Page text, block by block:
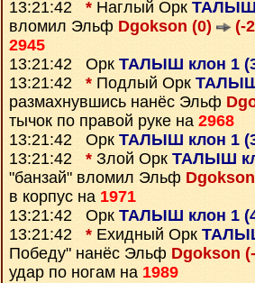
13:21:42 * Наглый Орк ТАЛЫШ
вломил Эльф Dgokson (0) (-
2945
13:21:42 Орк ТАЛЫШ клон 1
13:21:42 * Подлый Орк ТАЛЫШ
размахнувшись нанёс Эльф
тычок по правой руке на 2968
13:21:42 Орк ТАЛЫШ клон 1
13:21:42 * Злой Орк ТАЛЫШ
"банзай" вломил Эльф
в корпус на 1971
13:21:42 Орк ТАЛЫШ клон 1
13:21:42 * Ехидный Орк
Победу" нанёс Эльф Dgokson
удар по ногам на 1989